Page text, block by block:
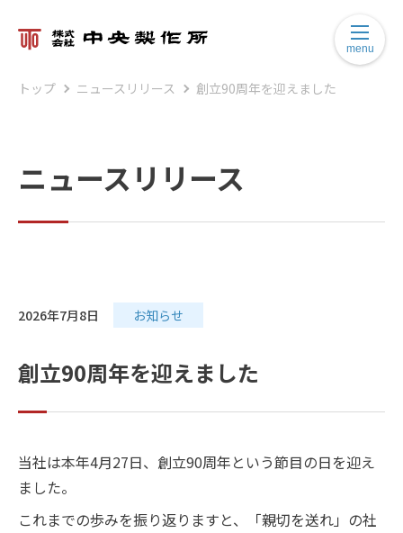
menu
トップ ニュースリリース 創立90周年を迎えました
ニュースリリース
2026年7月8日 お知らせ
創立90周年を迎えました
当社は本年4月27日、創立90周年という節目の日を迎え
ました。
これまでの歩みを振り返りますと、「親切を送れ」の社